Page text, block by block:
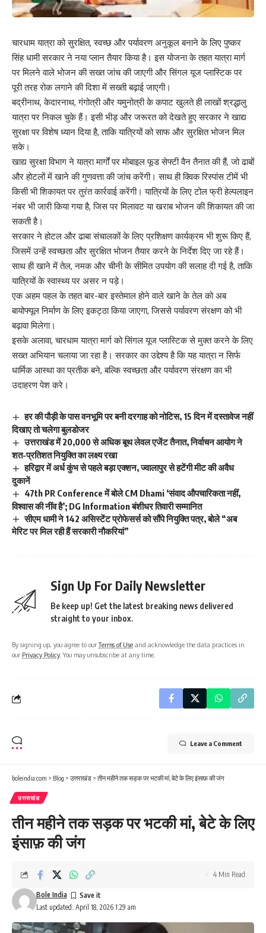
चारधाम यात्रा को सुरक्षित, स्वच्छ और पर्यावरण अनुकूल बनाने के लिए पुष्कर
सिंह धामी सरकार ने नया प्लान तैयार किया है। इस योजना के तहत यात्रा मार्ग
पर मिलने वाले भोजन की सख्त जांच की जाएगी और सिंगल यूज प्लास्टिक पर
पूरी तरह रोक लगाने की दिशा में सख्ती बढ़ाई जाएगी।
बद्रीनाथ, केदारनाथ, गंगोत्री और यमुनोत्री के कपाट खुलते ही लाखों श्रद्धालु
यात्रा पर निकल चुके हैं। इसी भीड़ और जरूरत को देखते हुए सरकार ने खाद्य
सुरक्षा पर विशेष ध्यान दिया है, ताकि यात्रियों को साफ और सुरक्षित भोजन मिल
सके।
खाद्य सुरक्षा विभाग ने यात्रा मार्गों पर मोबाइल फूड सेफ्टी वैन तैनात की हैं, जो ढाबों
और होटलों में खाने की गुणवत्ता की जांच करेंगी। साथ ही क्विक रिस्पांस टीमें भी
किसी भी शिकायत पर तुरंत कार्रवाई करेंगी। यात्रियों के लिए टोल फ्री हेल्पलाइन
नंबर भी जारी किया गया है, जिस पर मिलावट या खराब भोजन की शिकायत की जा
सकती है।
सरकार ने होटल और ढाबा संचालकों के लिए प्रशिक्षण कार्यक्रम भी शुरू किए हैं,
जिसमें उन्हें स्वच्छता और सुरक्षित भोजन तैयार करने के निर्देश दिए जा रहे हैं।
साथ ही खाने में तेल, नमक और चीनी के सीमित उपयोग की सलाह दी गई है, ताकि
यात्रियों के स्वास्थ्य पर असर न पड़े।
एक अहम पहल के तहत बार-बार इस्तेमाल होने वाले खाने के तेल को अब
बायोफ्यूल निर्माण के लिए इकट्ठा किया जाएगा, जिससे पर्यावरण संरक्षण को भी
बढ़ावा मिलेगा।
इसके अलावा, चारधाम यात्रा मार्ग को सिंगल यूज प्लास्टिक से मुक्त करने के लिए
सख्त अभियान चलाया जा रहा है। सरकार का उद्देश्य है कि यह यात्रा न सिर्फ
धार्मिक आस्था का प्रतीक बने, बल्कि स्वच्छता और पर्यावरण संरक्षण का भी
उदाहरण पेश करे।
हर की पौड़ी के पास वनभूमि पर बनी दरगाह को नोटिस, 15 दिन में दस्तावेज नहीं
दिखाए तो चलेगा बुलडोजर
उत्तराखंड में 20,000 से अधिक बूथ लेवल एजेंट तैनात, निर्वाचन आयोग ने
शत-प्रतिशत नियुक्ति का लक्ष्य रखा
हरिद्वार में अर्ध कुंभ से पहले बड़ा एक्शन, ज्वालापुर से हटेंगी मीट की अवैध
दुकानें
47th PR Conference में बोले CM Dhami ‘संवाद औपचारिकता नहीं,
विश्वास की नींव है’; DG Information बंशीधर तिवारी सम्मानित
सीएम धामी ने 142 असिस्टेंट प्रोफेसर्स को सौंपे नियुक्ति पत्र, बोले “अब
मेरिट पर मिल रही हैं सरकारी नौकरियां”
Sign Up For Daily Newsletter
Be keep up! Get the latest breaking news delivered
straight to your inbox.
By signing up, you agree to ourTerms of Use and acknowledge the data practices in
our Privacy Policy. You may unsubscribe at any time.
Leave a Comment
boleindia.com > Blog > उत्तराखंड > तीन महीने तक सड़क पर भटकी मां, बेटे के लिए इंसाफ़ की जंग
उत्तराखंड
तीन महीने तक सड़क पर भटकी मां, बेटे के लिए
इंसाफ़ की जंग
Last updated: April 18, 2026 1:29 am
Bole India
4 Min Read